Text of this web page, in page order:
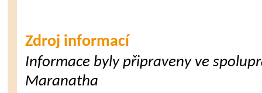
Zdroj informací
Informace byly připraveny ve
Maranatha